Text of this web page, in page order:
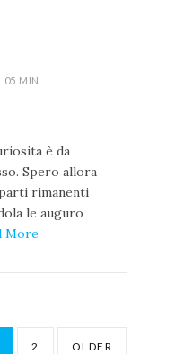
05 MIN
è da
Spero allora
rimanenti
le auguro
More
2 OLDER